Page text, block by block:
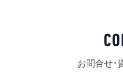
お問合せ･